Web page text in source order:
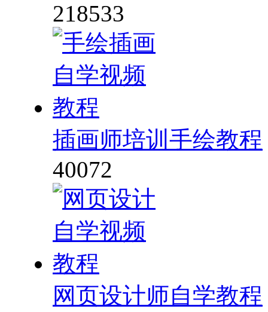
218533
插画师培训手绘教程
40072
网页设计师自学教程